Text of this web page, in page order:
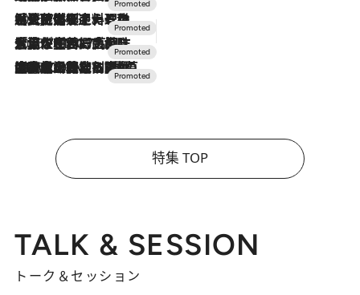
2026.7.24
【夏限定ディナーコース】旬を迎える稚鮎や花ズッキーニなどをイタリア・トスカーナの郷土料理の手法で満喫！
2026.7.17
「土佐和ハーブかき氷」がOMO7高知に登場！生姜、山椒、大葉など目にも舌にも涼を呼ぶ郷土の味
2026.7.10
NEW OPEN！【界 草津】名湯の地に誕生。趣の異なる2種の温泉と上州ならではの会席・蕎麦割烹など美食を味わう究極の癒やし旅
特集 TOP
TALK & SESSION
トーク＆セッション